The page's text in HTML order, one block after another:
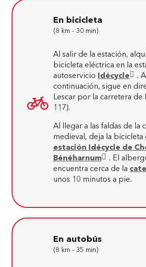
En bicicleta
(8 km - 30 min)
Al salir de la estación,
bicicleta eléctrica en la
autoservicio Idécycle
. A
continuación, sigue en
Lescar por la carretera de
117).
Al llegar a las faldas de la
medieval, deja la bicicleta
estación Idécycle de
Bénéharnum
. El
encuentra cerca de la
unos 10 minutos a pie.
En autobús
(8 km - 35 min)